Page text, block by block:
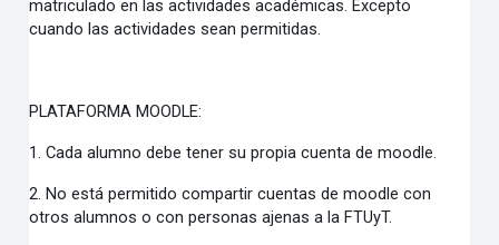
matriculado en las actividades académicas. Excepto
cuando las actividades sean permitidas.
PLATAFORMA MOODLE:
1. Cada alumno debe tener su propia cuenta de moodle.
2. No está permitido compartir cuentas de moodle con
otros alumnos o con personas ajenas a la FTUyT.